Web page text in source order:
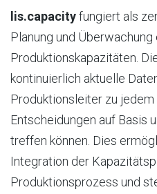
lis.capacityfungiert als
Planung und Überwachung
Produktionskapazitäten.
kontinuierlich aktuelle
Produktionsleiter zu
Entscheidungen auf Basis
treffen können. Dies
Integration der
Produktionsprozess und